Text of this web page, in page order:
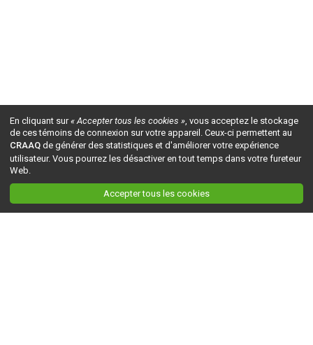
En cliquant sur« Accepter tous les cookies », vous acceptez le stockage
de ces témoins de connexion sur votre appareil. Ceux-ci permettent au
CRAAQ de générer des statistiques et d'améliorer votre expérience
utilisateur. Vous pourrez les désactiver en tout temps dans votre fureteur
Web.
Accepter tous les cookies